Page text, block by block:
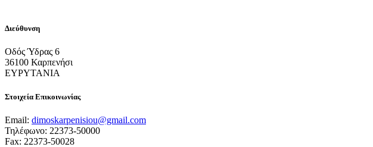
Διεύθυνση
Οδός Ύδρας 6
36100 Καρπενήσι
ΕΥΡΥΤΑΝΙΑ
Στοιχεία Επικοινωνίας
Email: dimoskarpenisiou@gmail.com
Τηλέφωνο: 22373-50000
Fax: 22373-50028